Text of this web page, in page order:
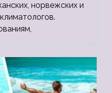
норвежских и